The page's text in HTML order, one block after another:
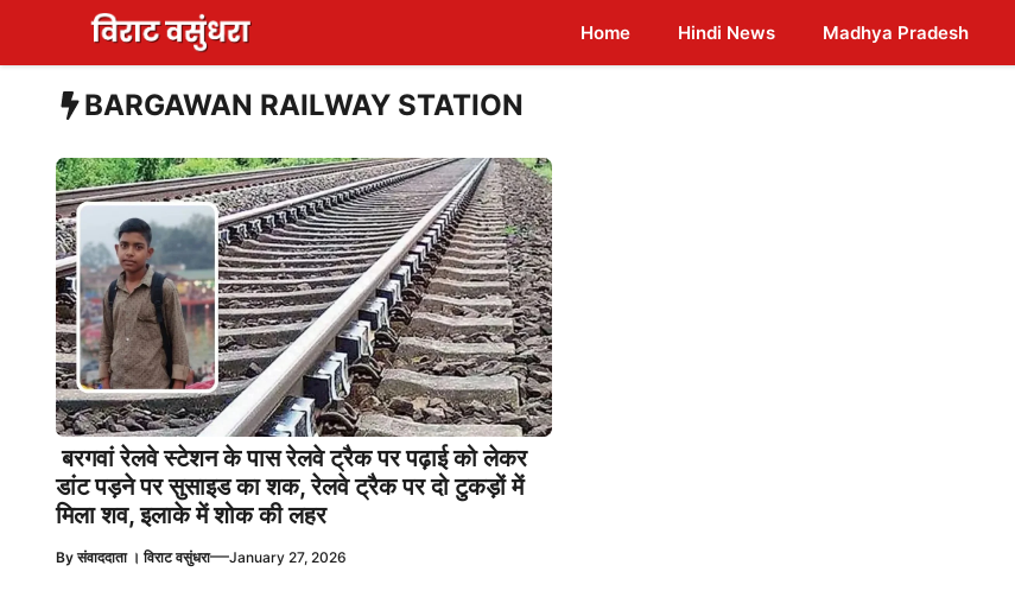
content
Home Hindi News Madhya Pradesh
BARGAWAN RAILWAY STATION
बरगवां रेलवे स्टेशन के पास रेलवे ट्रैक पर पढ़ाई को लेकर
डांट पड़ने पर सुसाइड का शक, रेलवे ट्रैक पर दो टुकड़ों में
मिला शव, इलाके में शोक की लहर
Byसंवाददाता । विराट वसुंधरा—January 27, 2026